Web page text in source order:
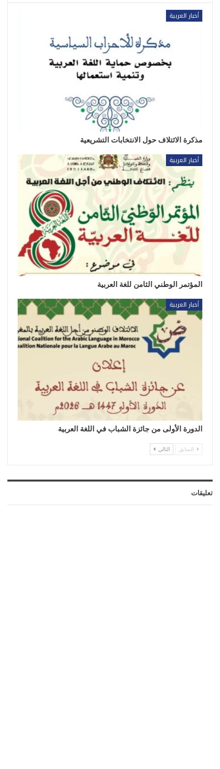
أخبار العربية
مذكرة الائتلاف حول الانتخابات التشريعية
أخبار العربية
المؤتمر الوطني الثامن للغة العربية
أخبار العربية
الدورة الأولى من جائزة الشباب في اللغة العربية
السابق التالي
تعليقات